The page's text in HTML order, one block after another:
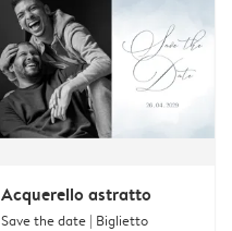
Acquerello astratto
Save the date | Biglietto